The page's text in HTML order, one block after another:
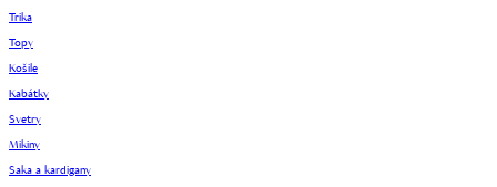
Trika
Topy
Košile
Kabátky
Svetry
Mikiny
Saka a kardigany